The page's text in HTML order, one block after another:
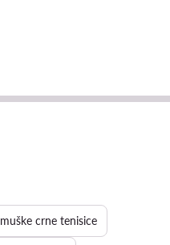
muške crne tenisice